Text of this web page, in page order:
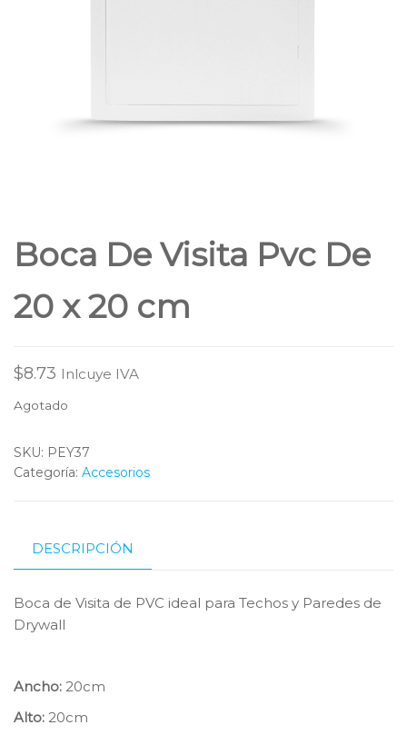
Boca De Visita Pvc De
20 x 20 cm
$8.73 Inlcuye IVA
Agotado
SKU: PEY37
Categoría: Accesorios
DESCRIPCIÓN
Boca de Visita de PVC ideal para Techos y Paredes de
Drywall
Ancho: 20cm
Alto: 20cm